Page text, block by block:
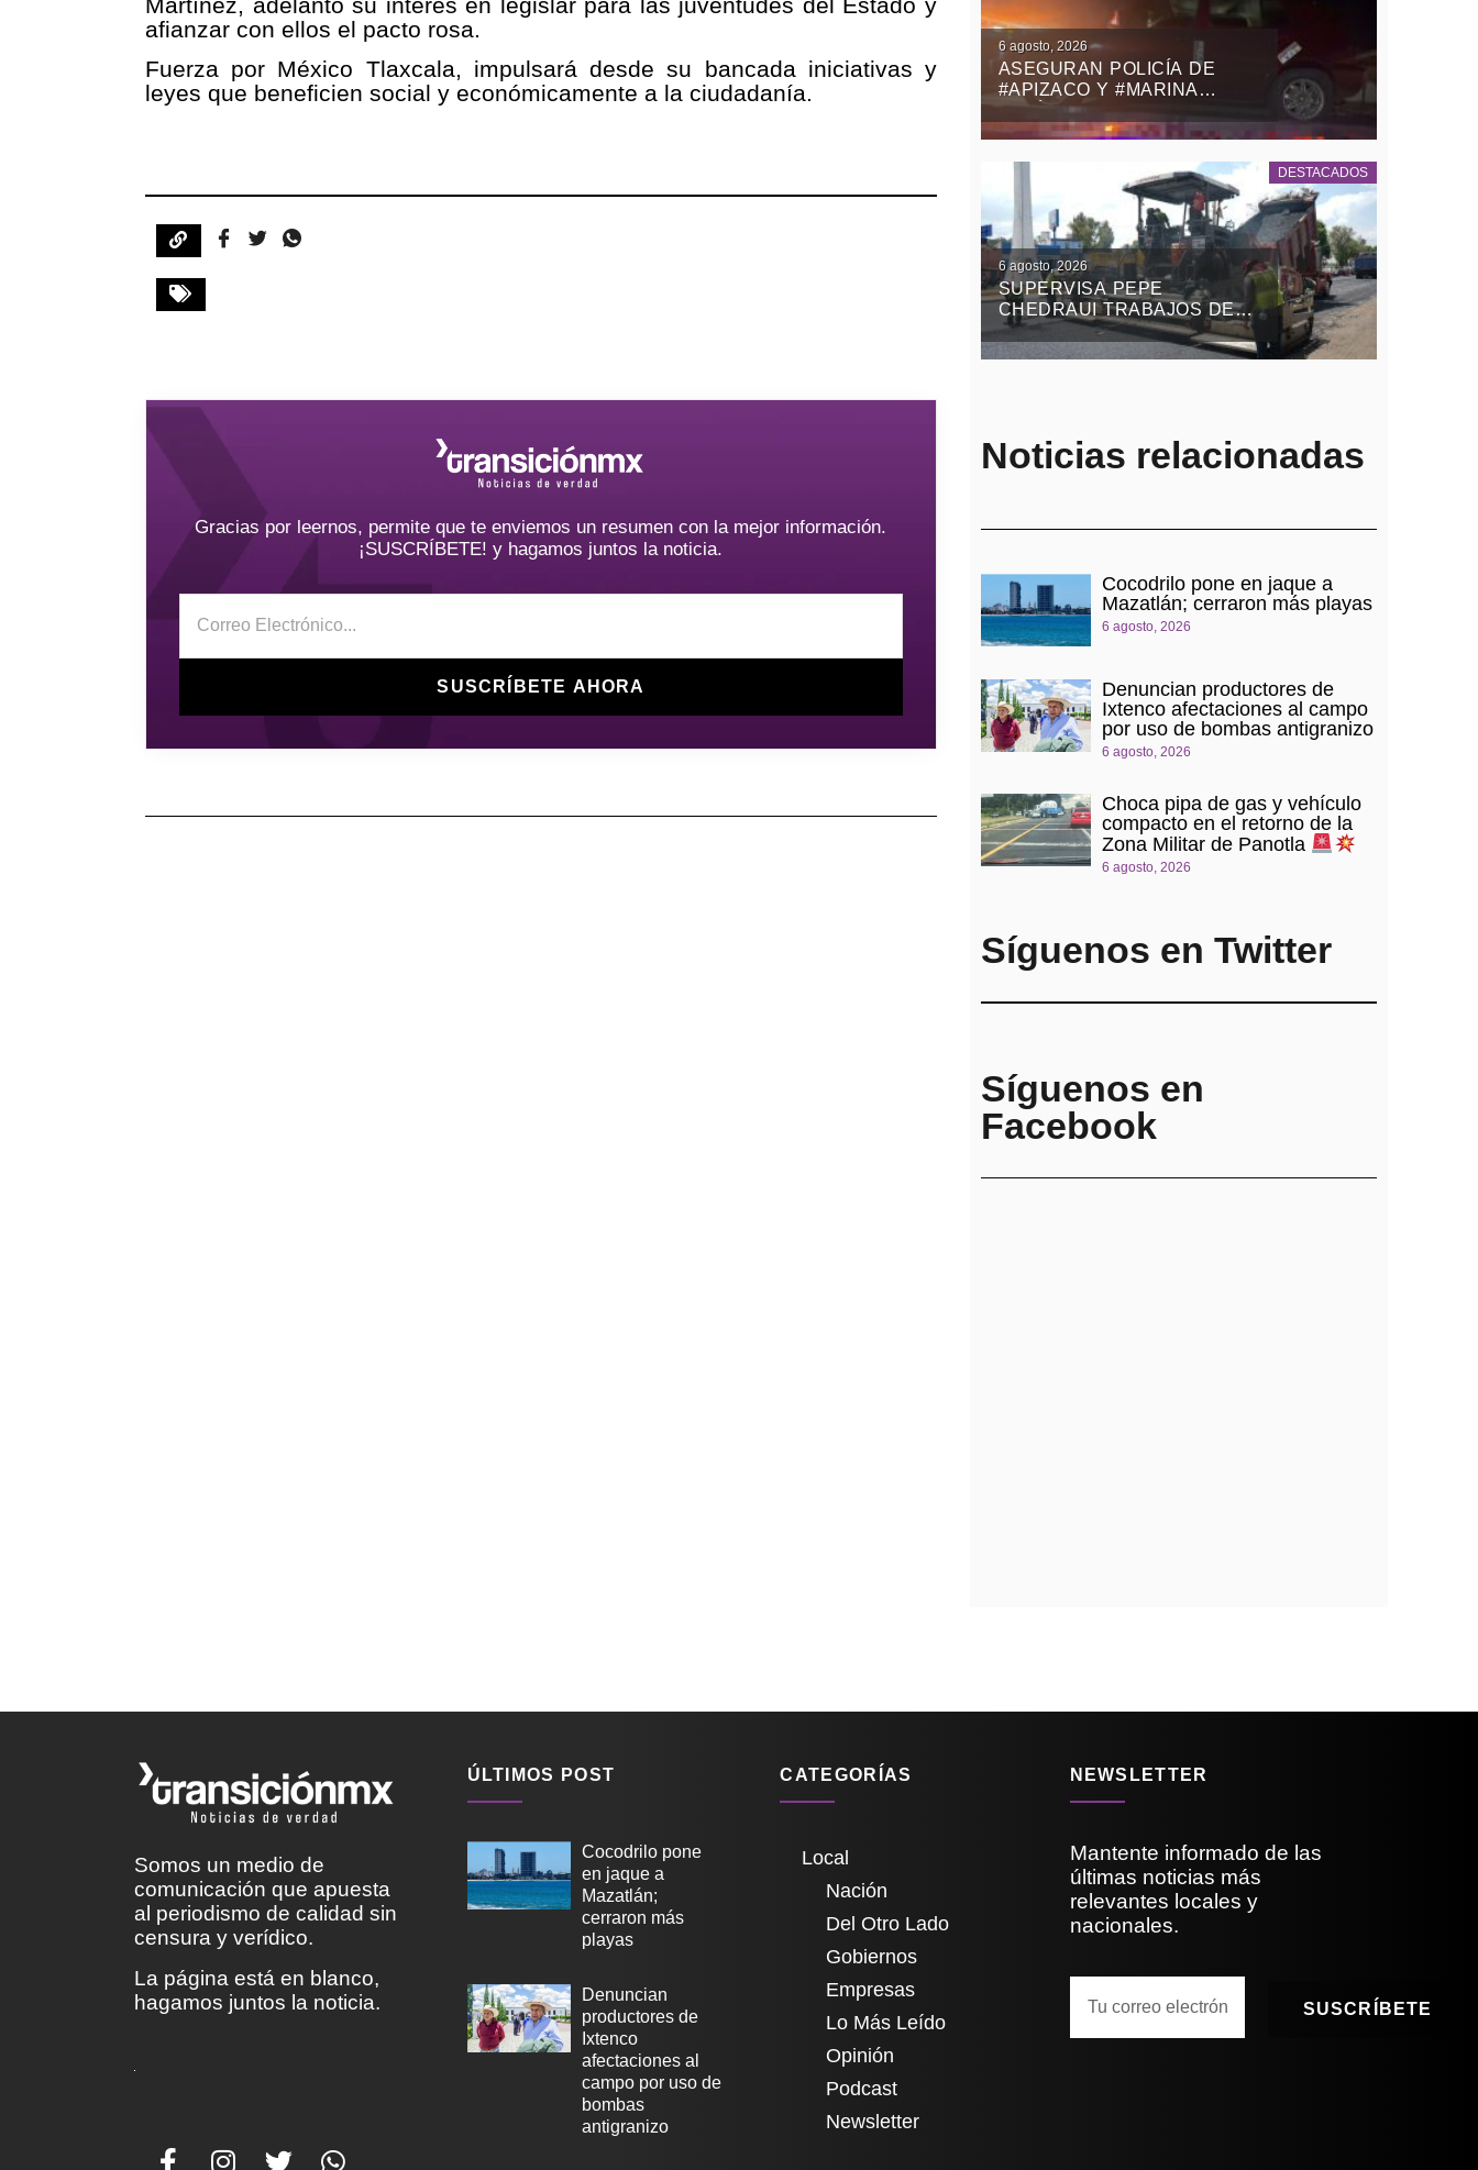
afianzar con ellos el pacto rosa.
Fuerza por México Tlaxcala, impulsará desde su bancada iniciativas y
leyes que beneficien social y económicamente a la ciudadanía.
Gracias por leernos, permite que te enviemos un resumen con la mejor información.
¡SUSCRÍBETE! y hagamos juntos la noticia.
SUSCRÍBETE AHORA
6 agosto, 2026
ASEGURAN POLICÍA DE
#APIZACO Y #MARINA
VEHÍCULO CON REPORTE
DE ROBO Y DETIENEN A UN
DESTACADOS
6 agosto, 2026
SUPERVISA PEPE
CHEDRAUI TRABAJOS DEL
TREN CAPITALINO DE
PAVIMENTACIÓN EN
Noticias relacionadas
Cocodrilo pone en jaque a
Mazatlán; cerraron más playas
6 agosto, 2026
Denuncian productores de
Ixtenco afectaciones al campo
por uso de bombas antigranizo
6 agosto, 2026
Choca pipa de gas y vehículo
compacto en el retorno de la
Zona Militar de Panotla
6 agosto, 2026
Síguenos en Twitter
Síguenos en
Facebook
Somos un medio de
comunicación que apuesta
al periodismo de calidad sin
censura y verídico.
La página está en blanco,
hagamos juntos la noticia.
ÚLTIMOS POST
Cocodrilo pone
en jaque a
Mazatlán;
cerraron más
playas
Denuncian
productores de
Ixtenco
afectaciones al
campo por uso de
bombas
antigranizo
CATEGORÍAS
Local
Nación
Del Otro Lado
Gobiernos
Empresas
Lo Más Leído
Opinión
Podcast
Newsletter
NEWSLETTER
Mantente informado de las
últimas noticias más
relevantes locales y
nacionales.
SUSCRÍBETE